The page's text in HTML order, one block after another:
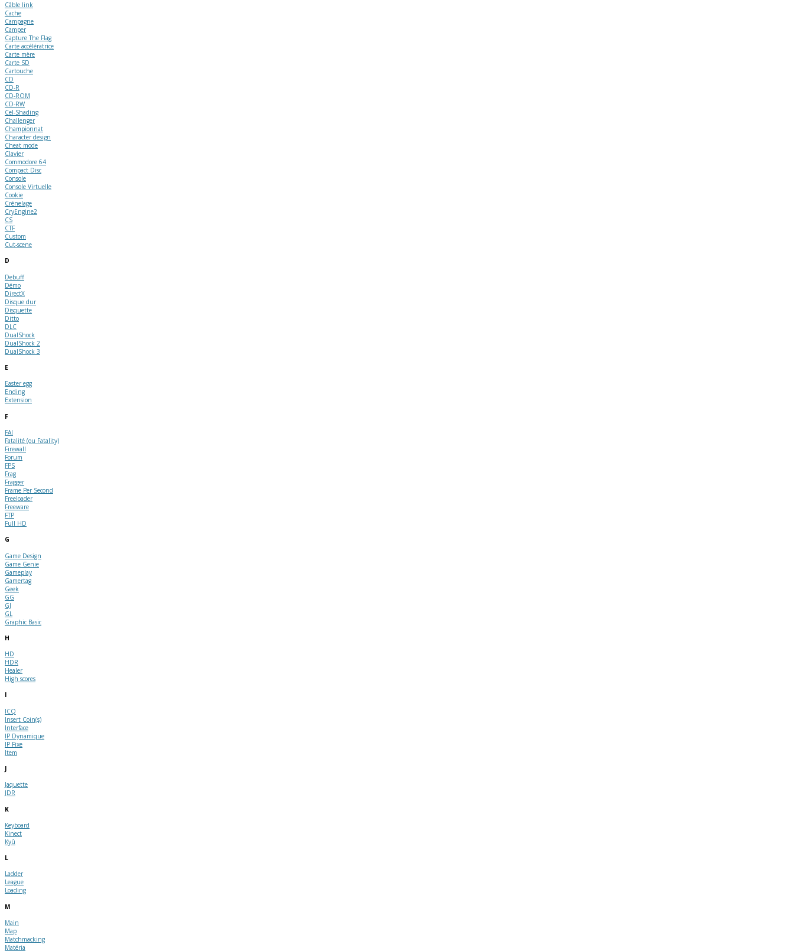
Câble link
Cache
Campagne
Camper
Capture The Flag
Carte accélératrice
Carte mère
Carte SD
Cartouche
CD
CD-R
CD-ROM
CD-RW
Cel-Shading
Challenger
Championnat
Character design
Cheat mode
Clavier
Commodore 64
Compact Disc
Console
Console Virtuelle
Cookie
Crénelage
CryEngine2
CS
CTF
Custom
Cut-scene
D
Debuff
Démo
DirectX
Disque dur
Disquette
Ditto
DLC
DualShock
DualShock 2
DualShock 3
E
Easter egg
Ending
Extension
F
FAI
Fatalité (ou Fatality)
Firewall
Forum
FPS
Frag
Fragger
Frame Per Second
Freeloader
Freeware
FTP
Full HD
G
Game Design
Game Genie
Gameplay
Gamertag
Geek
GG
GJ
GL
Graphic Basic
H
HD
HDR
Healer
High scores
I
ICQ
Insert Coin(s)
Interface
IP Dynamique
IP Fixe
Item
J
Jaquette
JDR
K
Keyboard
Kinect
Kyû
L
Ladder
League
Loading
M
Main
Map
Matchmacking
Matéria